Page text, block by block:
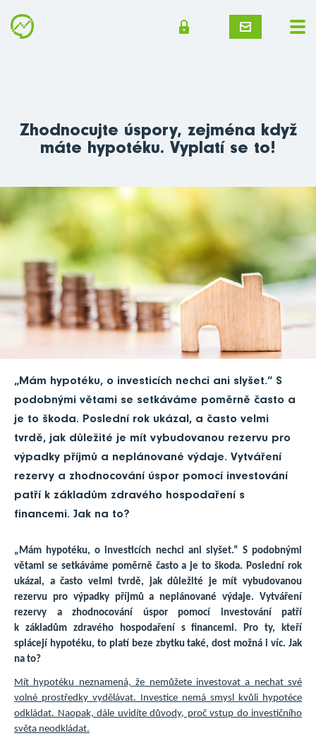
Zhodnocujte úspory, zejména když
máte hypotéku. Vyplatí se to!
„Mám hypotéku, o investicích nechci ani slyšet.“ S
podobnými větami se setkáváme poměrně často a
je to škoda. Poslední rok ukázal, a často velmi
tvrdě, jak důležité je mít vybudovanou rezervu pro
výpadky příjmů a neplánované výdaje. Vytváření
rezervy a zhodnocování úspor pomocí investování
patří k základům zdravého hospodaření s
financemi. Jak na to?
„Mám hypotéku, o investicích nechci ani slyšet.“ S podobnými
větami se setkáváme poměrně často a je to škoda. Poslední rok
ukázal, a často velmi tvrdě, jak důležité je mít vybudovanou
rezervu pro výpadky příjmů a neplánované výdaje. Vytváření
rezervy a zhodnocování úspor pomocí investování patří
k základům zdravého hospodaření s financemi. Pro ty, kteří
splácejí hypotéku, to platí beze zbytku také, dost možná i víc. Jak
na to?
Mít hypotéku neznamená, že nemůžete investovat a nechat své
volné prostředky vydělávat. Investice nemá smysl kvůli hypotéce
odkládat. Naopak, dále uvidíte důvody, proč vstup do investičního
světa neodkládat.